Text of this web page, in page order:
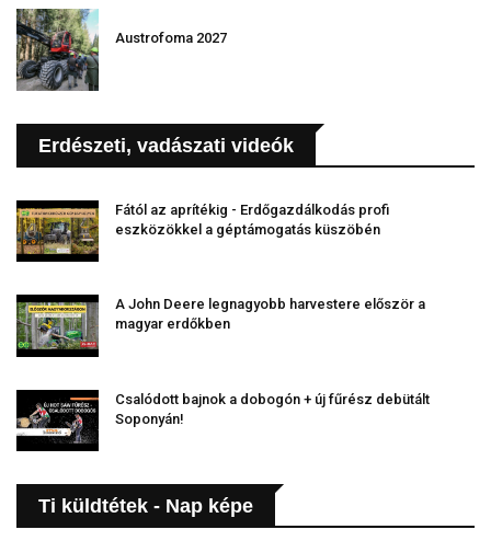
Austrofoma 2027
Erdészeti, vadászati videók
Fától az aprítékig - Erdőgazdálkodás profi
eszközökkel a géptámogatás küszöbén
A John Deere legnagyobb harvestere először a
magyar erdőkben
Csalódott bajnok a dobogón + új fűrész debütált
Soponyán!
Ti küldtétek - Nap képe